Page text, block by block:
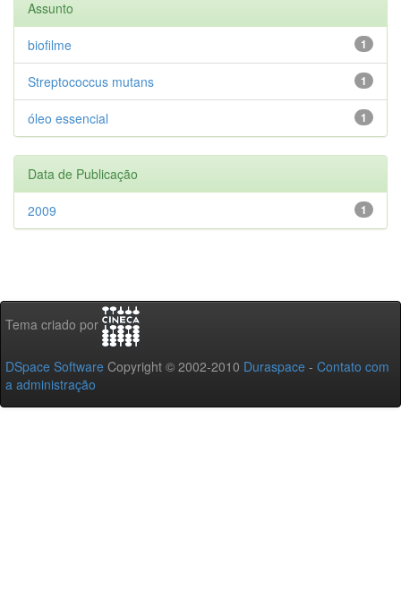
Assunto
1
biofilme
1
Streptococcus mutans
1
óleo essencial
Data de Publicação
1
2009
Tema criado por
DSpace Software Copyright © 2002-2010 Duraspace - Contato com
a administração